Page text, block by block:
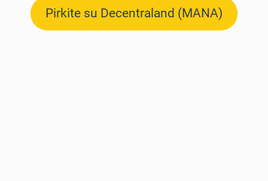
Pirkite su Decentraland (MANA)